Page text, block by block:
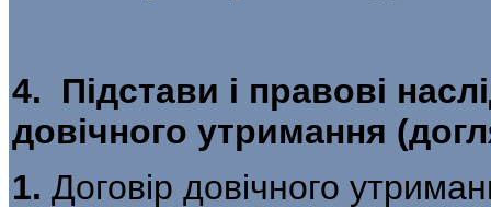
4. Підстави і правові
довічного утримання
1. Договір довічного